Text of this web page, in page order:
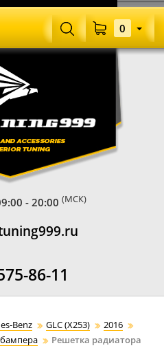
- 20:00 (МСК)
86-11
0
Benz GLC (X253)
2016
Решетка радиатора